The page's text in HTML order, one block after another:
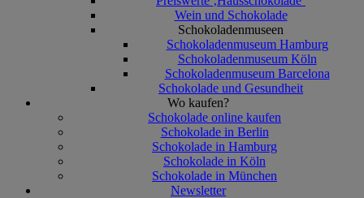
Wein und Schokolade
Schokoladenmuseen
Schokoladenmuseum Hamburg
Schokoladenmuseum Köln
Schokoladenmuseum Barcelona
Schokolade und Gesundheit
Wo kaufen?
Schokolade online kaufen
Schokolade in Berlin
Schokolade in Hamburg
Schokolade in Köln
Schokolade in München
Newsletter